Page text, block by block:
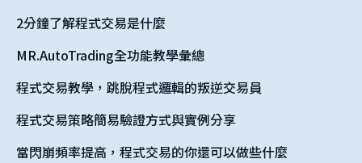
2分鐘了解程式交易是什麼
MR.AutoTrading全功能教學彙總
程式交易教學，跳脫程式邏輯的叛逆交易員
程式交易策略簡易驗證方式與實例分享
當閃崩頻率提高，程式交易的你還可以做些什麼